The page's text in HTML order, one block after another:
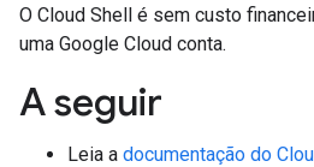
O Cloud Shell é sem custo
uma Google Cloud conta.
A seguir
Leia a documentação do